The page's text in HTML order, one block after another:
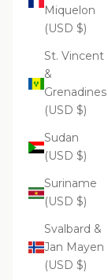
Miquelon
(USD $)
St. Vincent
&
Grenadines
(USD $)
Sudan
(USD $)
Suriname
(USD $)
Svalbard &
Jan Mayen
(USD $)